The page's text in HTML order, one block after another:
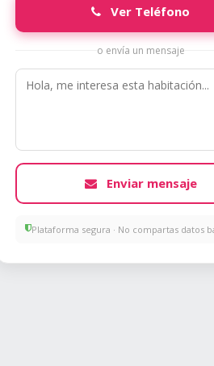
Ver Teléfono
o envía un mensaje
Enviar mensaje
Plataforma segura · No compartas datos